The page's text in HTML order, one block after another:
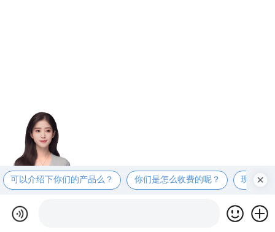
可以介绍下你们的产品么？ 你们是怎么收费的呢？ 现在有